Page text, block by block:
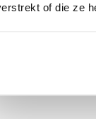
of die ze
3 kleuren: